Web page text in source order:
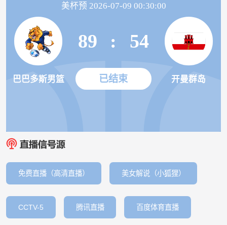
美杯预 2026-07-09 00:30:00
巴巴多斯男篮
89 : 54
已结束 开曼群岛
免费直播（高清直播） 美女解说（小狐狸）
CCTV-5 腾讯直播 百度体育直播